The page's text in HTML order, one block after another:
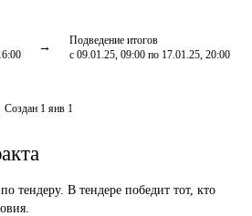
Подведение итогов
с 09.01.25, 09:00 по 17.01.25, 20:00
Создан 1 янв 1
тендеру. В тендере победит тот, кто